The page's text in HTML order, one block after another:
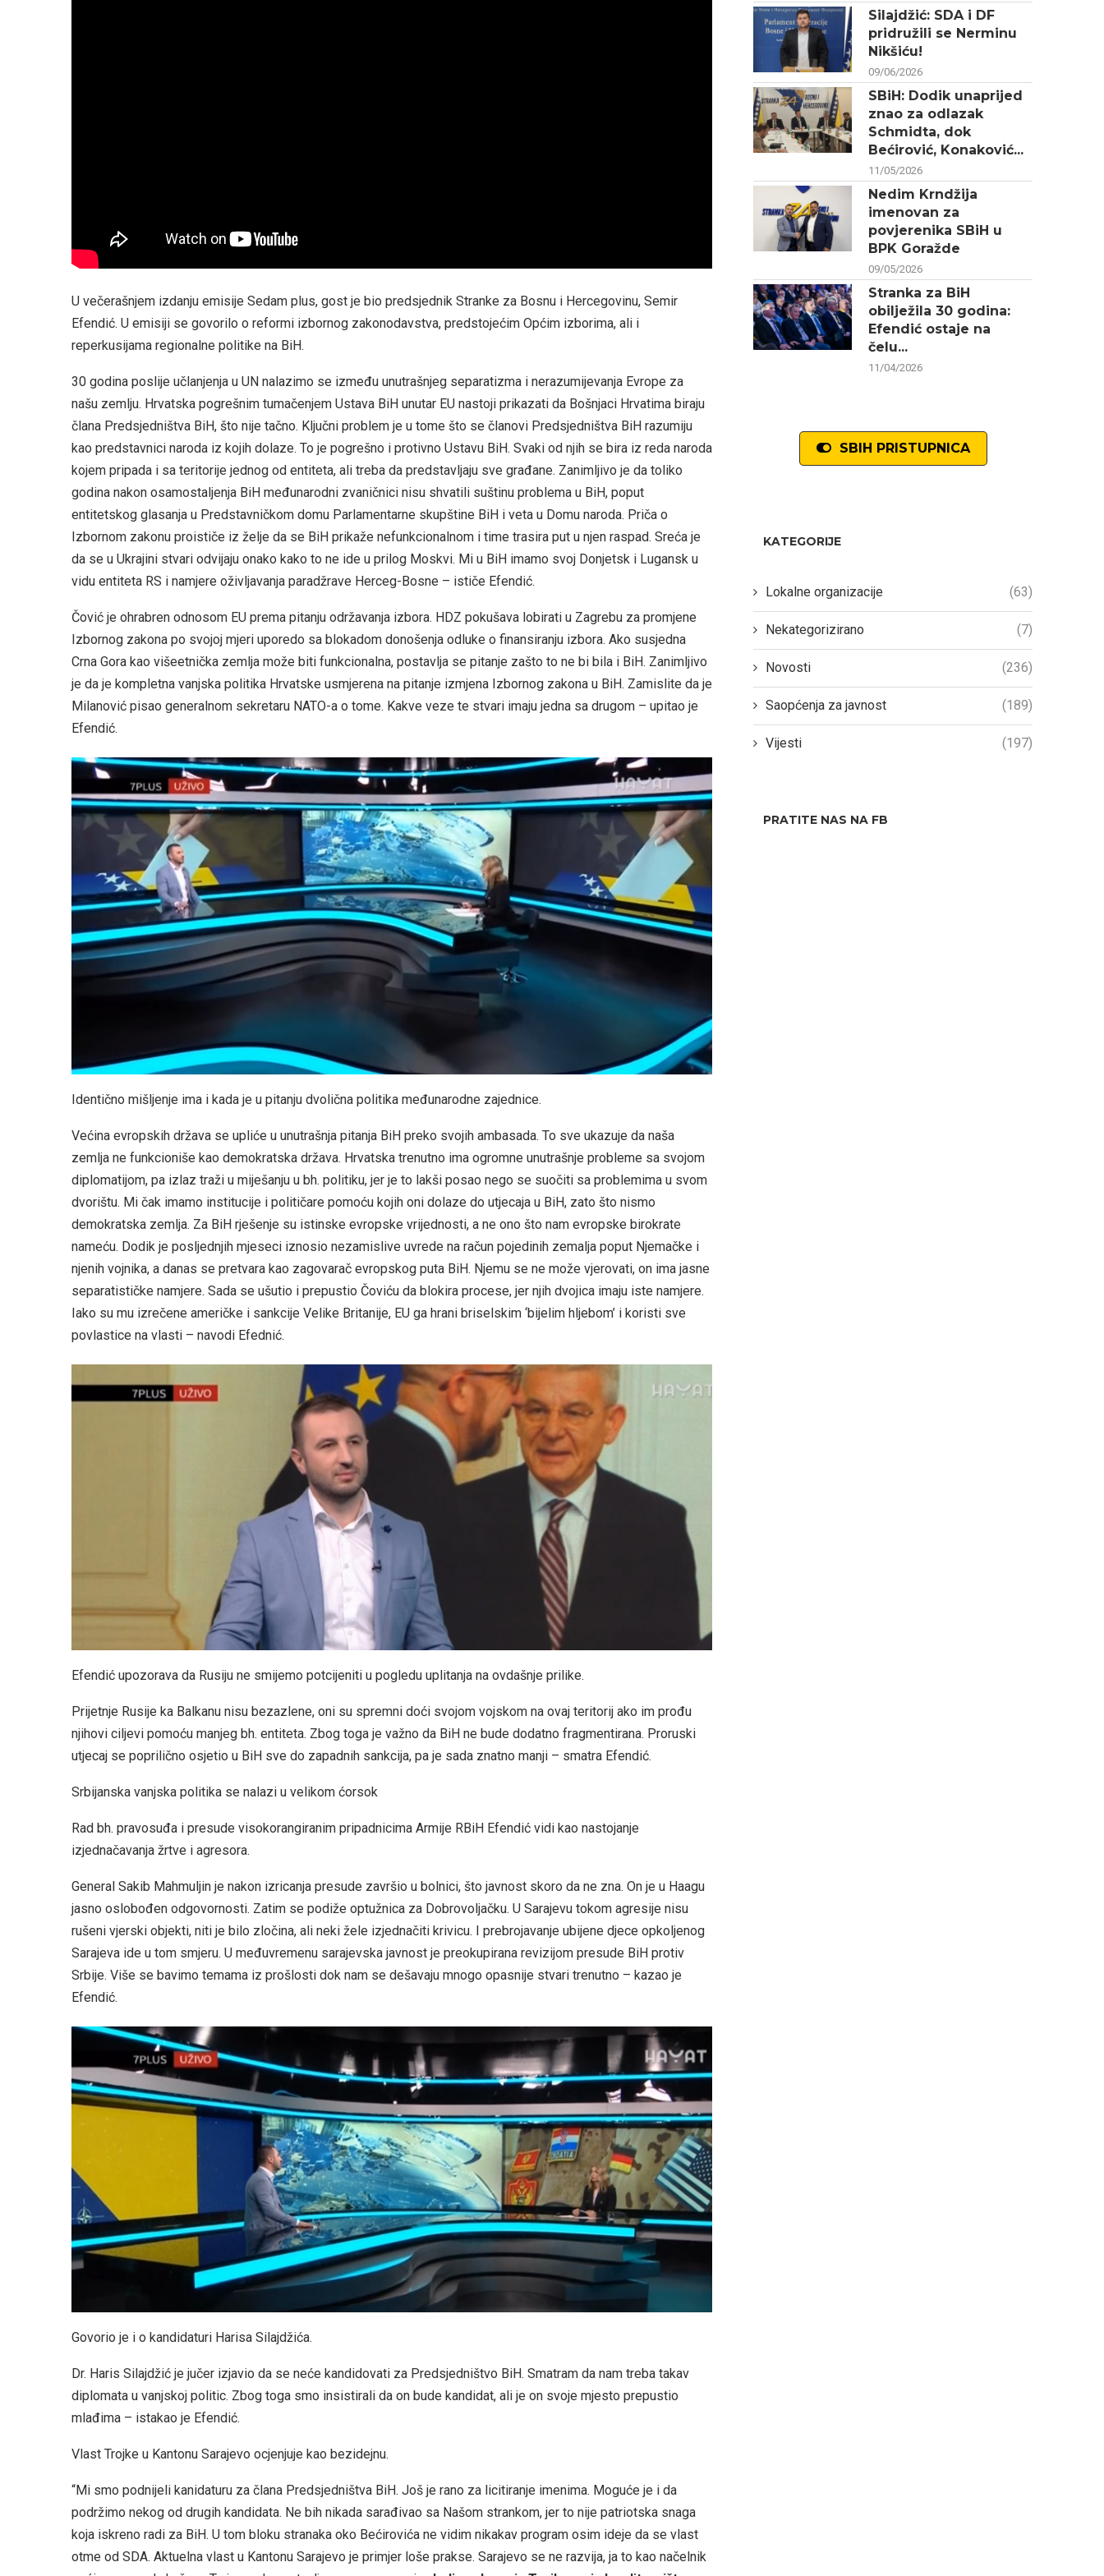
U večerašnjem izdanju emisije Sedam plus, gost je bio predsjednik Stranke za Bosnu i Hercegovinu, Semir
Efendić. U emisiji se govorilo o reformi izbornog zakonodavstva, predstojećim Općim izborima, ali i
reperkusijama regionalne politike na BiH.
30 godina poslije učlanjenja u UN nalazimo se između unutrašnjeg separatizma i nerazumijevanja Evrope za
našu zemlju. Hrvatska pogrešnim tumačenjem Ustava BiH unutar EU nastoji prikazati da Bošnjaci Hrvatima biraju
člana Predsjedništva BiH, što nije tačno. Ključni problem je u tome što se članovi Predsjedništva BiH razumiju
kao predstavnici naroda iz kojih dolaze. To je pogrešno i protivno Ustavu BiH. Svaki od njih se bira iz reda naroda
kojem pripada i sa teritorije jednog od entiteta, ali treba da predstavljaju sve građane. Zanimljivo je da toliko
godina nakon osamostaljenja BiH međunarodni zvaničnici nisu shvatili suštinu problema u BiH, poput
entitetskog glasanja u Predstavničkom domu Parlamentarne skupštine BiH i veta u Domu naroda. Priča o
Izbornom zakonu proističe iz želje da se BiH prikaže nefunkcionalnom i time trasira put u njen raspad. Sreća je
da se u Ukrajini stvari odvijaju onako kako to ne ide u prilog Moskvi. Mi u BiH imamo svoj Donjetsk i Lugansk u
vidu entiteta RS i namjere oživljavanja paradžrave Herceg-Bosne – ističe Efendić.
Čović je ohrabren odnosom EU prema pitanju održavanja izbora. HDZ pokušava lobirati u Zagrebu za promjene
Izbornog zakona po svojoj mjeri uporedo sa blokadom donošenja odluke o finansiranju izbora. Ako susjedna
Crna Gora kao višeetnička zemlja može biti funkcionalna, postavlja se pitanje zašto to ne bi bila i BiH. Zanimljivo
je da je kompletna vanjska politika Hrvatske usmjerena na pitanje izmjena Izbornog zakona u BiH. Zamislite da je
Milanović pisao generalnom sekretaru NATO-a o tome. Kakve veze te stvari imaju jedna sa drugom – upitao je
Efendić.
Identično mišljenje ima i kada je u pitanju dvolična politika međunarodne zajednice.
Većina evropskih država se upliće u unutrašnja pitanja BiH preko svojih ambasada. To sve ukazuje da naša
zemlja ne funkcioniše kao demokratska država. Hrvatska trenutno ima ogromne unutrašnje probleme sa svojom
diplomatijom, pa izlaz traži u miješanju u bh. politiku, jer je to lakši posao nego se suočiti sa problemima u svom
dvorištu. Mi čak imamo institucije i političare pomoću kojih oni dolaze do utjecaja u BiH, zato što nismo
demokratska zemlja. Za BiH rješenje su istinske evropske vrijednosti, a ne ono što nam evropske birokrate
nameću. Dodik je posljednjih mjeseci iznosio nezamislive uvrede na račun pojedinih zemalja poput Njemačke i
njenih vojnika, a danas se pretvara kao zagovarač evropskog puta BiH. Njemu se ne može vjerovati, on ima jasne
separatističke namjere. Sada se ušutio i prepustio Čoviću da blokira procese, jer njih dvojica imaju iste namjere.
Iako su mu izrečene američke i sankcije Velike Britanije, EU ga hrani briselskim ‘bijelim hljebom’ i koristi sve
povlastice na vlasti – navodi Efednić.
Efendić upozorava da Rusiju ne smijemo potcijeniti u pogledu uplitanja na ovdašnje prilike.
Prijetnje Rusije ka Balkanu nisu bezazlene, oni su spremni doći svojom vojskom na ovaj teritorij ako im prođu
njihovi ciljevi pomoću manjeg bh. entiteta. Zbog toga je važno da BiH ne bude dodatno fragmentirana. Proruski
utjecaj se poprilično osjetio u BiH sve do zapadnih sankcija, pa je sada znatno manji – smatra Efendić.
Srbijanska vanjska politika se nalazi u velikom ćorsok
Rad bh. pravosuđa i presude visokorangiranim pripadnicima Armije RBiH Efendić vidi kao nastojanje
izjednačavanja žrtve i agresora.
General Sakib Mahmuljin je nakon izricanja presude završio u bolnici, što javnost skoro da ne zna. On je u Haagu
jasno oslobođen odgovornosti. Zatim se podiže optužnica za Dobrovoljačku. U Sarajevu tokom agresije nisu
rušeni vjerski objekti, niti je bilo zločina, ali neki žele izjednačiti krivicu. I prebrojavanje ubijene djece opkoljenog
Sarajeva ide u tom smjeru. U međuvremenu sarajevska javnost je preokupirana revizijom presude BiH protiv
Srbije. Više se bavimo temama iz prošlosti dok nam se dešavaju mnogo opasnije stvari trenutno – kazao je
Efendić.
Govorio je i o kandidaturi Harisa Silajdžića.
Dr. Haris Silajdžić je jučer izjavio da se neće kandidovati za Predsjedništvo BiH. Smatram da nam treba takav
diplomata u vanjskoj politic. Zbog toga smo insistirali da on bude kandidat, ali je on svoje mjesto prepustio
mlađima – istakao je Efendić.
Vlast Trojke u Kantonu Sarajevo ocjenjuje kao bezidejnu.
“Mi smo podnijeli kanidaturu za člana Predsjedništva BiH. Još je rano za licitiranje imenima. Moguće je i da
podržimo nekog od drugih kandidata. Ne bih nikada sarađivao sa Našom strankom, jer to nije patriotska snaga
koja iskreno radi za BiH. U tom bloku stranaka oko Bećirovića ne vidim nikakav program osim ideje da se vlast
otme od SDA. Aktuelna vlast u Kantonu Sarajevo je primjer loše prakse. Sarajevo se ne razvija, ja to kao načelnik
Silajdžić: SDA i DF
pridružili se Nerminu
Nikšiću!
09/06/2026
SBiH: Dodik unaprijed
znao za odlazak
Schmidta, dok
Bećirović, Konaković...
11/05/2026
Nedim Krndžija
imenovan za
povjerenika SBiH u
BPK Goražde
09/05/2026
Stranka za BiH
obilježila 30 godina:
Efendić ostaje na
čelu...
11/04/2026
SBIH PRISTUPNICA
KATEGORIJE
Lokalne organizacije (63)
Nekategorizirano (7)
Novosti (236)
Saopćenja za javnost (189)
Vijesti (197)
PRATITE NAS NA FB